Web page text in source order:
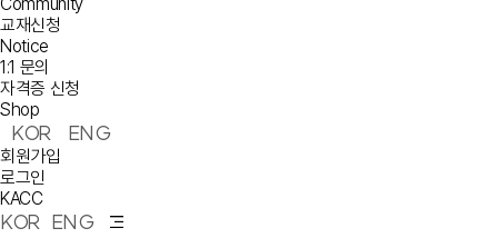
교재신청
Notice
1:1 문의
자격증 신청
Shop
KOR ENG
회원가입
로그인
KACC
KOR ENG